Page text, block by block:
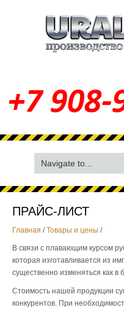
ПРАЙС-ЛИСТ
Главная /Товары и цены /
В связи с плавающим курсом
которая изготавливается из
существенно изменяться как
Стоимость нашей продукции
конкурентов. При